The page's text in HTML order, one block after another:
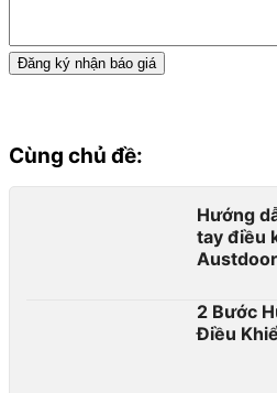
Cùng chủ đề:
Hướng
tay điều
Austdoor
2 Bước
Điều